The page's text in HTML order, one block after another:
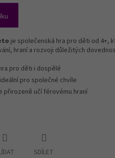
je společenská hra pro děti od 4+,
hraní a rozvoji důležitých
pro děti i dospělé
pro společné chvíle
přirozeně učí férovému hraní
SDÍLET